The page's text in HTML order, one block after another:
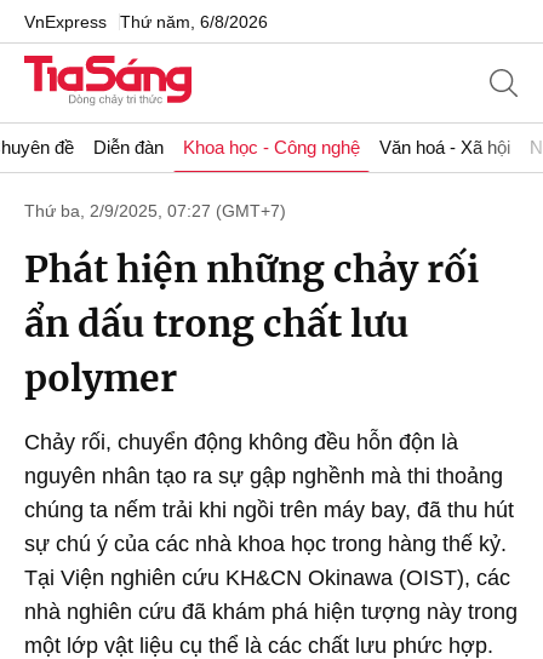
VnExpress Thứ năm, 6/8/2026
đề Diễn đàn Khoa học - Công nghệ Văn hoá - Xã hội
Thứ ba, 2/9/2025, 07:27 (GMT+7)
Phát hiện những chảy rối
ẩn dấu trong chất lưu
polymer
Chảy rối, chuyển động không đều hỗn độn là
nguyên nhân tạo ra sự gập nghềnh mà thi thoảng
chúng ta nếm trải khi ngồi trên máy bay, đã thu hút
sự chú ý của các nhà khoa học trong hàng thế kỷ.
Tại Viện nghiên cứu KH&CN Okinawa (OIST), các
nhà nghiên cứu đã khám phá hiện tượng này trong
một lớp vật liệu cụ thể là các chất lưu phức hợp.